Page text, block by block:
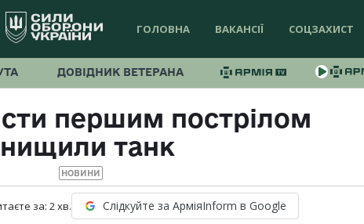
ГОЛОВНА ВАКАНСІЇ СОЦЗАХИСТ
ДОВІДНИК ВЕТЕРАНА
першим пострілом
танк
НОВИНИ
за: 2хв. Слідкуйте за АрміяInform в Google